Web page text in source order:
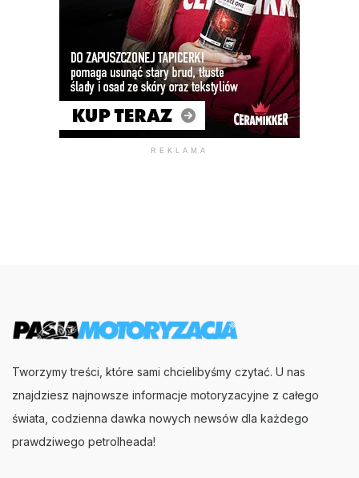
REKLAMA
Tworzymy treści, które sami chcielibyśmy czytać. U nas
znajdziesz najnowsze informacje motoryzacyjne z całego
świata, codzienna dawka nowych newsów dla każdego
prawdziwego petrolheada!